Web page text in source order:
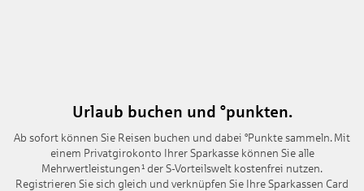
Urlaub buchen und °punkten.
Ab sofort können Sie Reisen buchen und dabei °Punkte sammeln. Mit
einem Privatgirokonto Ihrer Sparkasse können Sie alle
Mehrwertleistungen¹ der S-Vorteilswelt kostenfrei nutzen.
Registrieren Sie sich gleich und verknüpfen Sie Ihre Sparkassen Card